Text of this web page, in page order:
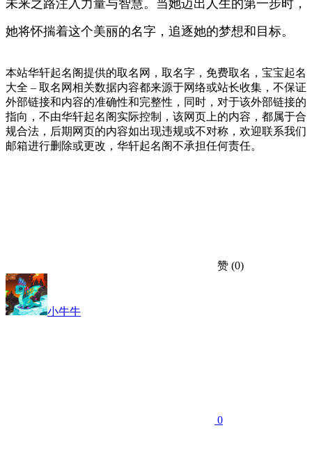
未来之路注入力量与智慧。当她迈出人生的第一步时，
她将怀揣着这个美丽的名字，追逐她的梦想和目标。
本站华轩起名阁提供的取名网，取名字，免费取名，宝宝起名
大全 – 取名网相关数据内容都来源于网络或站长收集，不保证
外部链接和内容的准确性和完整性，同时，对于该外部链接的
指向，不由华轩起名阁实际控制，该网页上的内容，都属于合
规合法，后期网页的内容如出现违规或不对称，欢迎联系我们
邮箱进行删除或更改，华轩起名阁不承担任何责任。
赞 (0)
小牛牛
0